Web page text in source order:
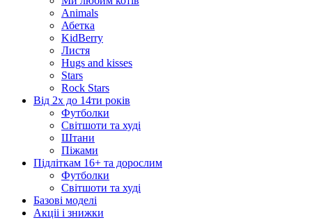
Animals
Абетка
KidBerry
Листя
Hugs and kisses
Stars
Rock Stars
Від 2х до 14ти років
Футболки
Світшоти та худі
Штани
Піжами
Підліткам 16+ та дорослим
Футболки
Світшоти та худі
Базові моделі
Акціі і знижки